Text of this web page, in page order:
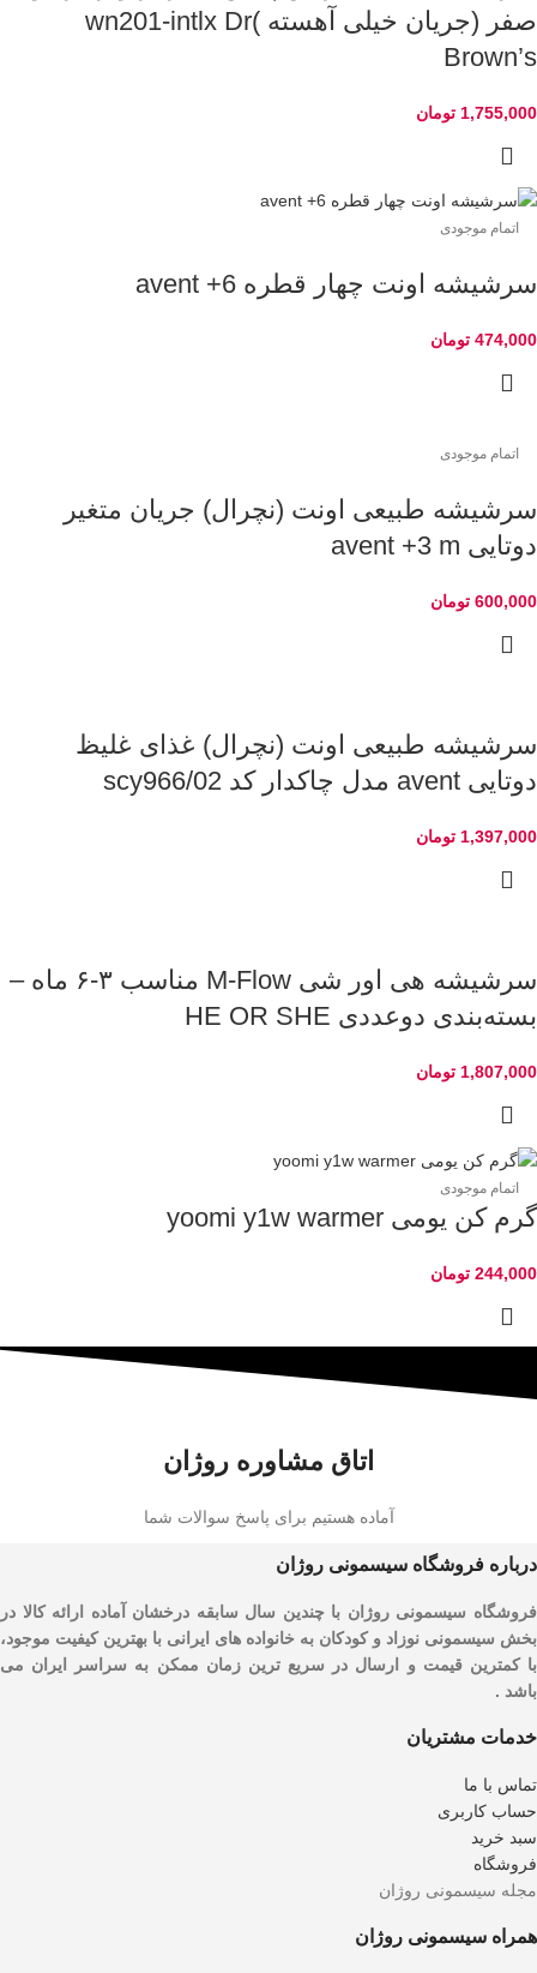
صفر (جریان خیلی آهسته )wn201-intlx Dr
Brown’s
1,755,000 تومان
اتمام موجودی
سرشیشه اونت چهار قطره avent +6
474,000 تومان
اتمام موجودی
سرشیشه طبیعی اونت (نچرال) جریان متغیر
دوتایی avent +3 m
600,000 تومان
سرشیشه طبیعی اونت (نچرال) غذای غلیظ
دوتایی avent مدل چاکدار کد scy966/02
1,397,000 تومان
سرشیشه هی اور شی M-Flow مناسب ۳-۶ ماه –
بسته‌بندی دوعددی HE OR SHE
1,807,000 تومان
اتمام موجودی
گرم کن یومی yoomi y1w warmer
244,000 تومان
اتاق مشاوره روژان
آماده هستیم برای پاسخ سوالات شما
درباره فروشگاه سیسمونی روژان
فروشگاه سیسمونی روژان با چندین سال سابقه درخشان آماده ارائه کالا در
بخش سیسمونی نوزاد و کودکان به خانواده های ایرانی با بهترین کیفیت موجود،
با کمترین قیمت و ارسال در سریع ترین زمان ممکن به سراسر ایران می
باشد .
خدمات مشتریان
تماس با ما
حساب کاربری
سبد خرید
فروشگاه
مجله سیسمونی روژان
همراه سیسمونی روژان